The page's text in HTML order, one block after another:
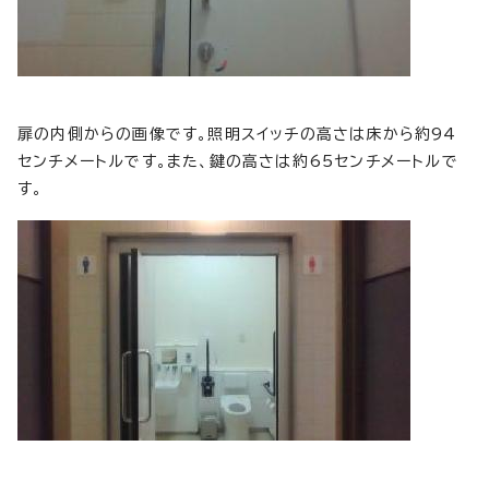
扉の内側からの画像です。照明スイッチの高さは床から約94
センチメートルです。また、鍵の高さは約65センチメートルで
す。